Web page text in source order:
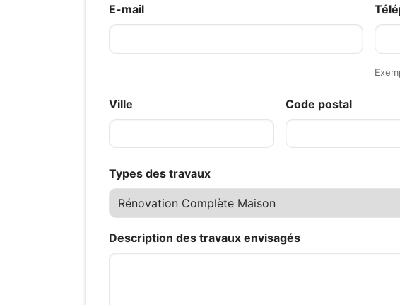
E-mail
Ville Code postal
Types des travaux
Description des travaux envisagés